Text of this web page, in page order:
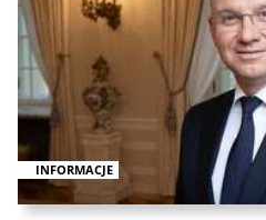
INFORMACJE